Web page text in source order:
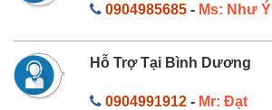
0904985685- Ms: Như Ý
Hỗ Trợ Tại Bình Dương
0904991912- Mr: Đạt